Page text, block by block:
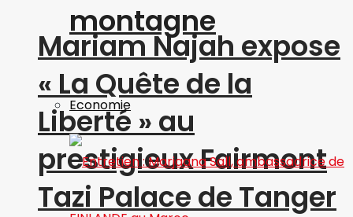
Mariam Najah expose
« La Quête de la
Liberté » au
prestigieux Fairmont
Tazi Palace de Tanger
montagne
Economie